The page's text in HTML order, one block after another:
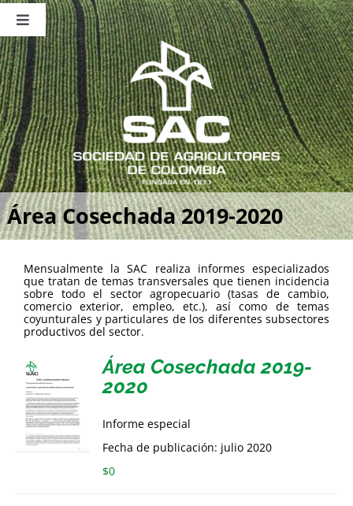
Saltar
contenido
Toggle
Navigation
Nosotros
Publicaciones
Sala de Prensa
Eventos
Área Cosechada 2019-2020
Mensualmente la SAC realiza informes especializados
que tratan de temas transversales que tienen incidencia
sobre todo el sector agropecuario (tasas de cambio,
comercio exterior, empleo, etc.), así como de temas
coyunturales y particulares de los diferentes subsectores
productivos del sector.
Área Cosechada 2019-
2020
Informe especial
Fecha de publicación: julio 2020
$0